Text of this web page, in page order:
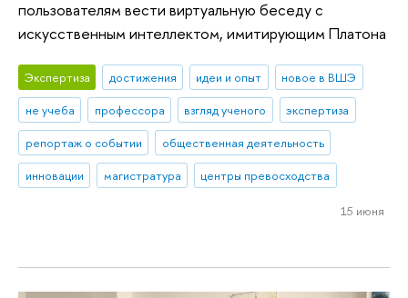
пользователям вести виртуальную беседу с
искусственным интеллектом, имитирующим Платона
Экспертиза достижения идеи и опыт
новое в ВШЭ
не учеба
профессора взгляд ученого
экспертиза
репортаж о событии
общественная деятельность
инновации
магистратура центры превосходства
15 июня